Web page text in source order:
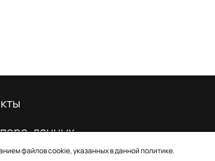
файлов cookie, указанных в данной политике.
данных